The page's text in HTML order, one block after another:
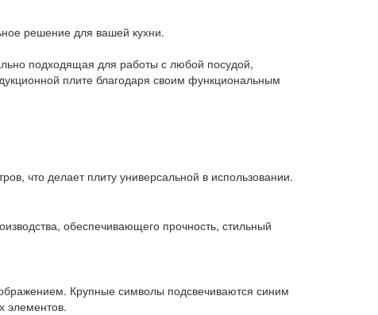
решение для вашей кухни.
подходящая для работы с любой посудой,
плите благодаря своим функциональным
что делает плиту универсальной в использовании.
обеспечивающего прочность, стильный
Крупные символы подсвечиваются синим
элементов.